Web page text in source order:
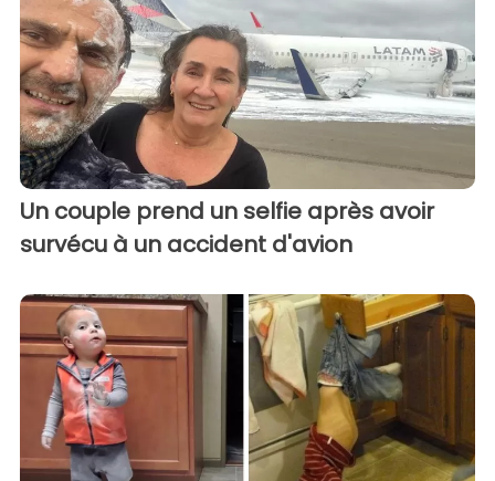
Un couple prend un selfie après avoir
survécu à un accident d'avion